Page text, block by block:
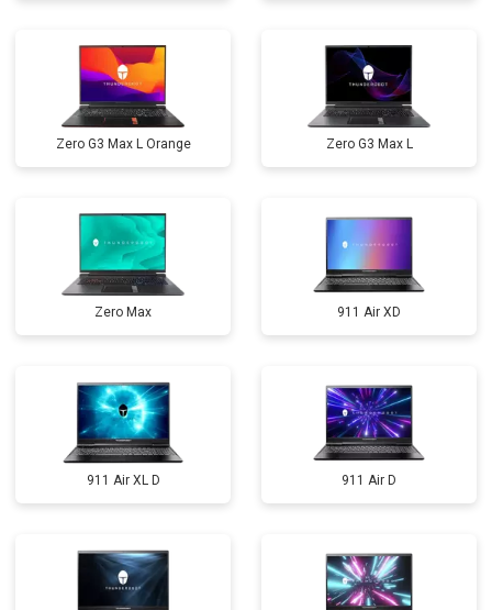
Zero G3 Max L Orange Zero G3 Max L
Zero Max 911 Air XD
911 Air XL D 911 Air D